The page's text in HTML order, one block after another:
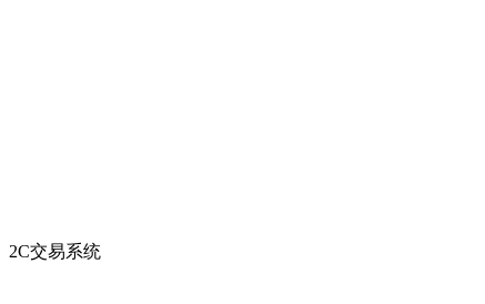
2C交易系统